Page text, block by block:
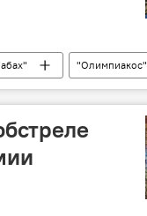
"Олимпиакос"